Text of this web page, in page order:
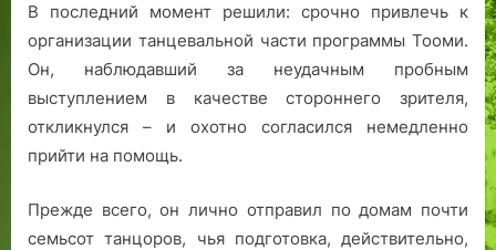
В последний момент решили: срочно привлечь к
организации танцевальной части программы Тооми.
Он, наблюдавший за неудачным пробным
выступлением в качестве стороннего зрителя,
откликнулся – и охотно согласился немедленно
прийти на помощь.
Прежде всего, он лично отправил по домам почти
семьсот танцоров, чья подготовка, действительно,